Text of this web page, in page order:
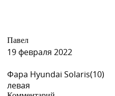
Павел
19 февраля 2022
Фара Hyundai Solaris(10)
левая